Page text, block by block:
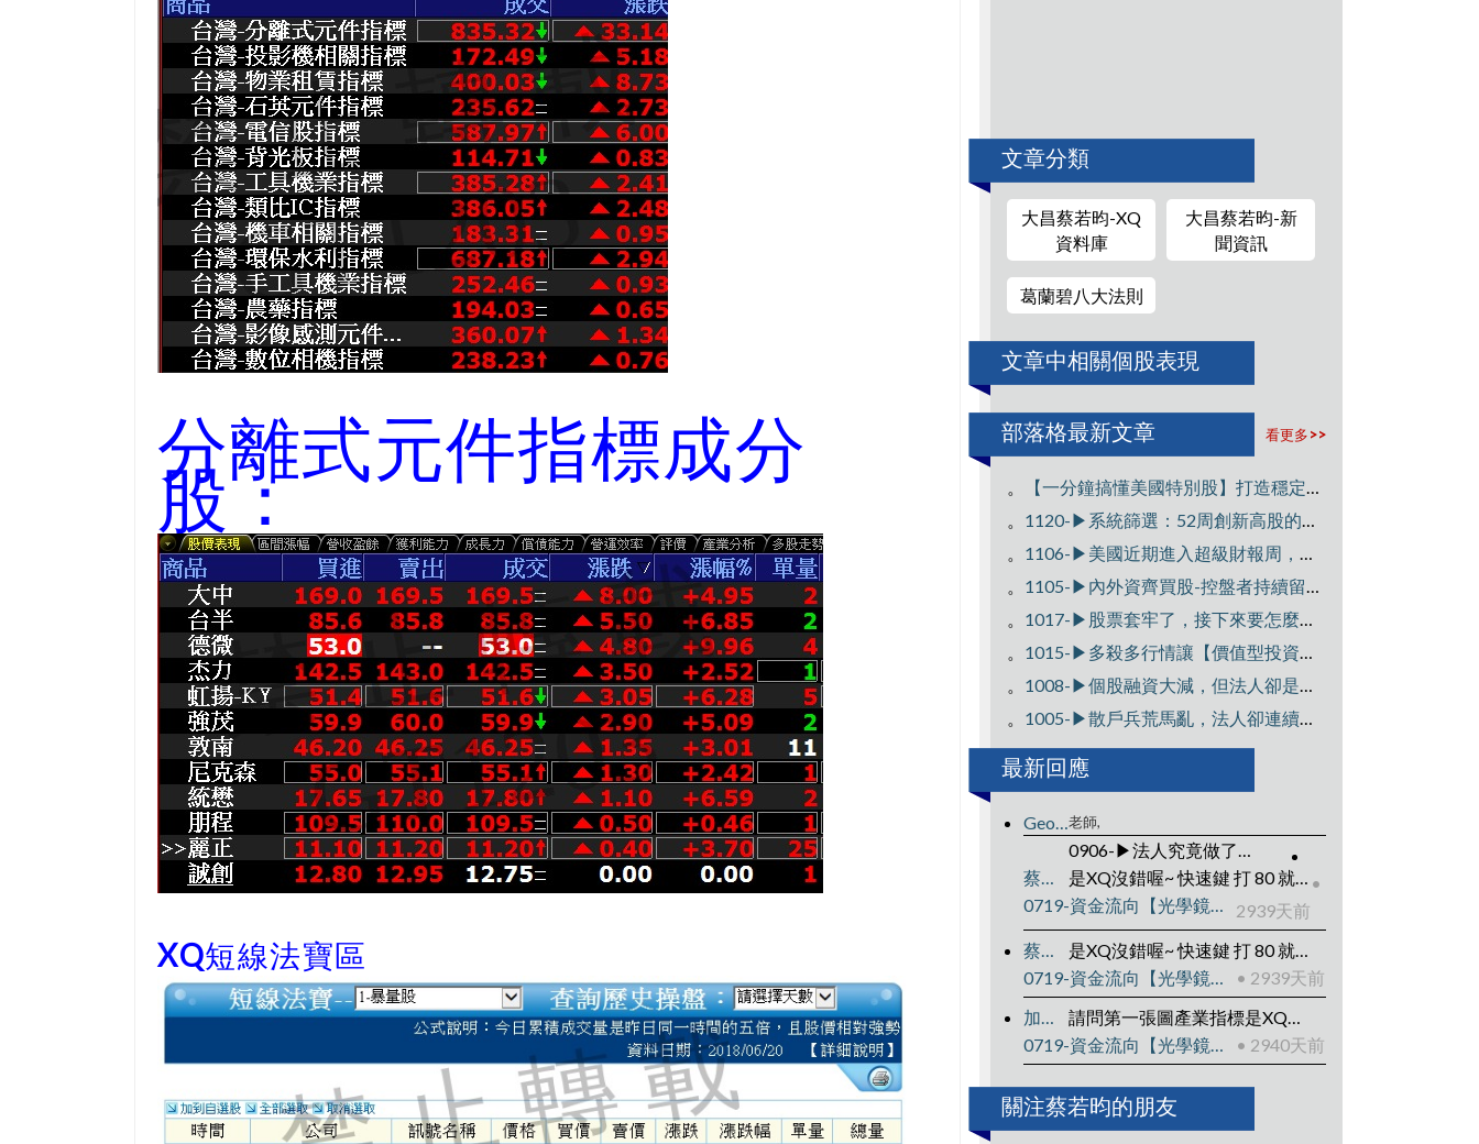
分離式元件指標成分
股：
XQ短線法寶區
文章分類
大昌蔡若昀-XQ
資料庫
大昌蔡若昀-新
聞資訊
葛蘭碧八大法則
文章中相關個股表現
看更多>>
部落格最新文章
。
【一分鐘搞懂美國特別股】打造穩定現金流
。 1120-▶️系統篩選：52周創新高股的個股有哪些呢??
。 1106-▶️美國近期進入超級財報周，財報亮眼股後市看好
。 1105-▶️內外資齊買股-控盤者持續留意的股票
。 1017-▶️股票套牢了，接下來要怎麼做 ?篩選營收獲利成長股!!!
。 1015-▶️多殺多行情讓【價值型投資】買點浮現，搭配法人10月以來買超個股??
。 1008-▶️個股融資大減，但法人卻是持續買進的個股有哪些呢??
。 1005-▶️散戶兵荒馬亂，法人卻連續好幾天買超的個股??
最新回應
GeoegeChou老師,
0906-▶法人究竟做了什麼？預先卡位營收成長股？ • 2894天前
蔡若昀
是XQ沒錯喔~ 快速鍵 打 80 就可以搜尋到了喔~~ 祝你投資順利~ ^_^
0719-資金流向【光學鏡頭指標】-XQ選股-個股產業地位
•
2939天前
蔡若昀
是XQ沒錯喔~ 快速鍵 打 80 就可以搜尋到了喔~~ 祝你投資順利~ ^_^
0719-資金流向【光學鏡頭指標】-XQ選股-個股產業地位
• 2939天前
加一元
請問第一張圖產業指標是XQ軟體嗎?如果是那要怎麼設定?
0719-資金流向【光學鏡頭指標】-XQ選股-個股產業地位
• 2940天前
關注蔡若昀的朋友